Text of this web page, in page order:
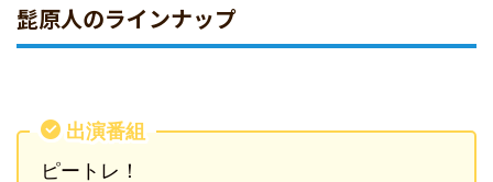
髭原人のラインナップ
出演番組
ピートレ！